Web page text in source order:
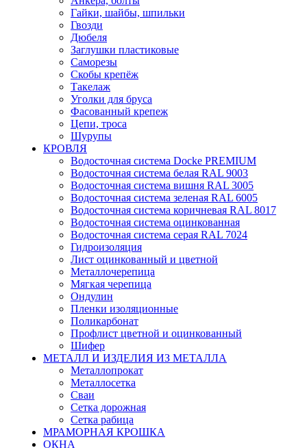
Гайки, шайбы, шпильки
Гвозди
Дюбеля
Заглушки пластиковые
Саморезы
Скобы крепёж
Такелаж
Уголки для бруса
Фасованный крепеж
Цепи, троса
Шурупы
КРОВЛЯ
Водосточная система Docke PREMIUM
Водосточная система белая RAL 9003
Водосточная система вишня RAL 3005
Водосточная система зеленая RAL 6005
Водосточная система коричневая RAL 8017
Водосточная система оцинкованная
Водосточная система серая RAL 7024
Гидроизоляция
Лист оцинкованный и цветной
Металлочерепица
Мягкая черепица
Ондулин
Пленки изоляционные
Поликарбонат
Профлист цветной и оцинкованный
Шифер
МЕТАЛЛ И ИЗДЕЛИЯ ИЗ МЕТАЛЛА
Металлопрокат
Металлосетка
Сваи
Сетка дорожная
Сетка рабица
МРАМОРНАЯ КРОШКА
ОКНА